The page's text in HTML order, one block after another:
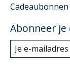
Abonneer